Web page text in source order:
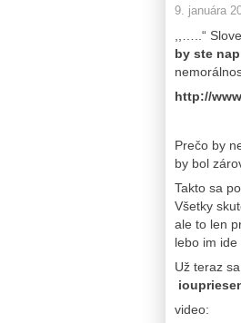
9. januára
,,…..“
by ste
http://
Prečo by
by bol
Takto sa
Všetky
ale to len
lebo im ide
Už teraz
video: